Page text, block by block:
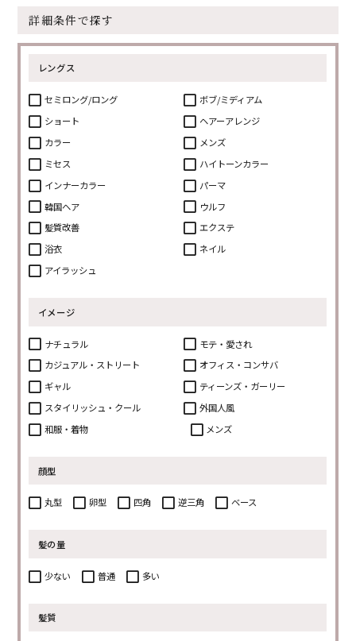
詳細条件で探す
レングス
セミロング/ロング
ボブ/ミディアム
ショート
ヘアーアレンジ
カラー
メンズ
ミセス
ハイトーンカラー
インナーカラー
パーマ
韓国ヘア
ウルフ
髪質改善
エクステ
浴衣
ネイル
アイラッシュ
イメージ
ナチュラル
モテ・愛され
カジュアル・ストリート
オフィス・コンサバ
ギャル
ティーンズ・ガーリー
スタイリッシュ・クール
外国人風
和服・着物
メンズ
顔型
丸型 卵型 四角 逆三角 ベース
髪の量
少ない 普通 多い
髪質